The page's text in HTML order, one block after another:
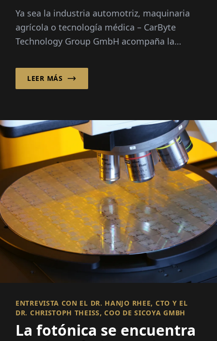
Ya sea la industria automotriz, maquinaria
agrícola o tecnología médica – CarByte
Technology Group GmbH acompaña la
complejos desde...
LEER MÁS
ENTREVISTA CON EL DR. HANJO RHEE, CTO Y EL
DR. CHRISTOPH THEISS, COO DE SICOYA GMBH
La fotónica se encuentra